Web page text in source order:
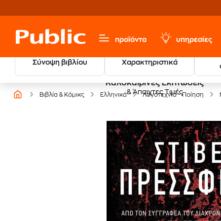
προϊόντα υπηρεσίες
Σύνοψη βιβλίου Χαρακτηριστικά
Καλοκαιρινές Εκπτώσεις
& Άπαιχτες Τιμές
Βιβλία & Κόμικς Ελληνικά Λογοτεχνία - Ποίηση